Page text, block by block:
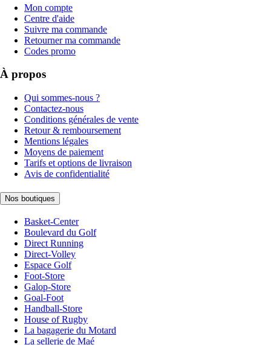
Mon compte
Centre d'aide
Suivre ma commande
Retourner ma commande
Codes promo
À propos
Qui sommes-nous ?
Contactez-nous
Conditions générales de vente
Retour & remboursement
Mentions légales
Moyens de paiement
Tarifs et options de livraison
Avis de confidentialité
Nos boutiques
Basket-Center
Boulevard du Golf
Direct Running
Direct-Volley
Espace Golf
Foot-Store
Galop-Store
Goal-Foot
Handball-Store
House of Rugby
La bagagerie du Motard
La sellerie de Maé